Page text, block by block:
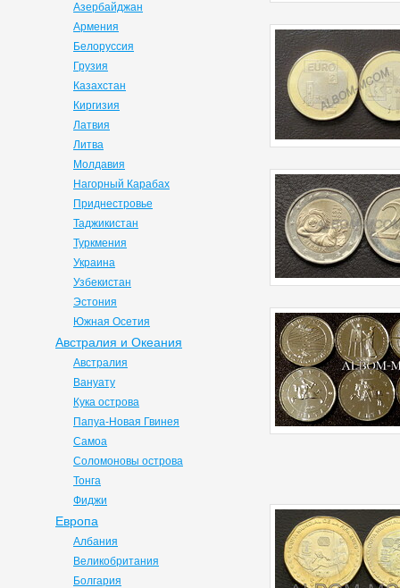
Азербайджан
Армения
Белоруссия
Грузия
Казахстан
Киргизия
Латвия
Литва
Молдавия
Нагорный Карабах
Приднестровье
Таджикистан
Туркмения
Украина
Узбекистан
Эстония
Южная Осетия
Австралия и Океания
Австралия
Вануату
Кука острова
Папуа-Новая Гвинея
Самоа
Соломоновы острова
Тонга
Фиджи
Европа
Албания
Великобритания
Болгария